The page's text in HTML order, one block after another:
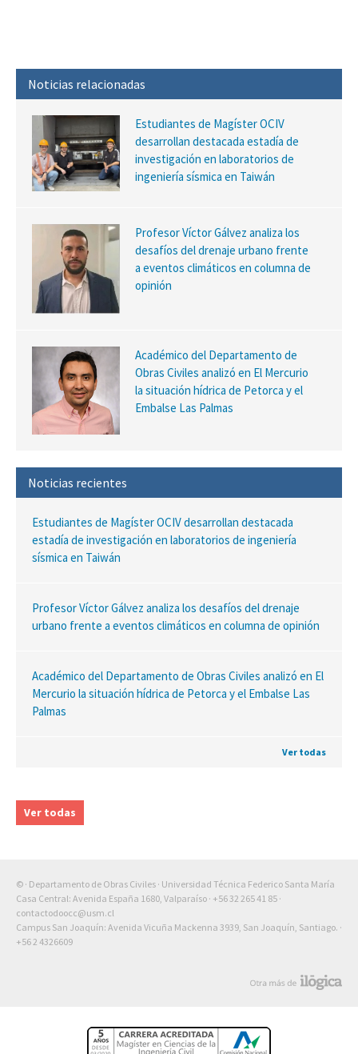
Noticias relacionadas
Estudiantes de Magíster OCIV
desarrollan destacada estadía de
investigación en laboratorios de
ingeniería sísmica en Taiwán
Profesor Víctor Gálvez analiza los
desafíos del drenaje urbano frente
a eventos climáticos en columna de
opinión
Académico del Departamento de
Obras Civiles analizó en El Mercurio
la situación hídrica de Petorca y el
Embalse Las Palmas
Noticias recientes
Estudiantes de Magíster OCIV desarrollan destacada
estadía de investigación en laboratorios de ingeniería
sísmica en Taiwán
Profesor Víctor Gálvez analiza los desafíos del drenaje
urbano frente a eventos climáticos en columna de opinión
Académico del Departamento de Obras Civiles analizó en El
Mercurio la situación hídrica de Petorca y el Embalse Las
Palmas
Ver todas
Ver todas
© · Departamento de Obras Civiles · Universidad Técnica Federico Santa María
Casa Central: Avenida España 1680, Valparaíso · +56 32 265 41 85 ·
contactodoocc@usm.cl
Campus San Joaquín: Avenida Vicuña Mackenna 3939, San Joaquín, Santiago. ·
+56 2 4326609